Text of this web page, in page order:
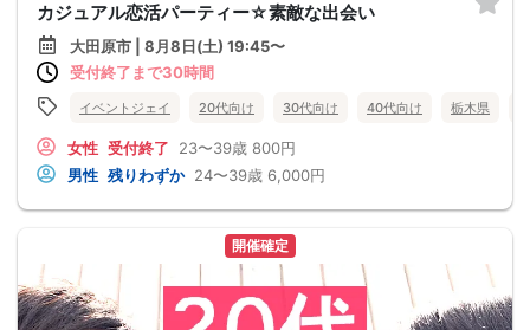
カジュアル恋活パーティー☆素敵な出会い
大田原市 | 8月8日(土) 19:45〜
受付終了まで30時間
イベントジェイ 20代向け 30代向け 40代向け 栃木県
女性 受付終了 23〜39歳 800円
男性 残りわずか 24〜39歳 6,000円
開催確定